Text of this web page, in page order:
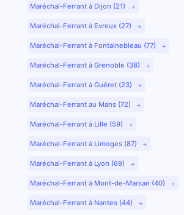
Maréchal-Ferrant à Dijon (21)
Maréchal-Ferrant à Evreux (27)
Maréchal-Ferrant à Fontainebleau (77)
Maréchal-Ferrant à Grenoble (38)
Maréchal-Ferrant à Guéret (23)
Maréchal-Ferrant au Mans (72)
Maréchal-Ferrant à Lille (59)
Maréchal-Ferrant à Limoges (87)
Maréchal-Ferrant à Lyon (69)
Maréchal-Ferrant à Mont-de-Marsan (40)
Maréchal-Ferrant à Nantes (44)